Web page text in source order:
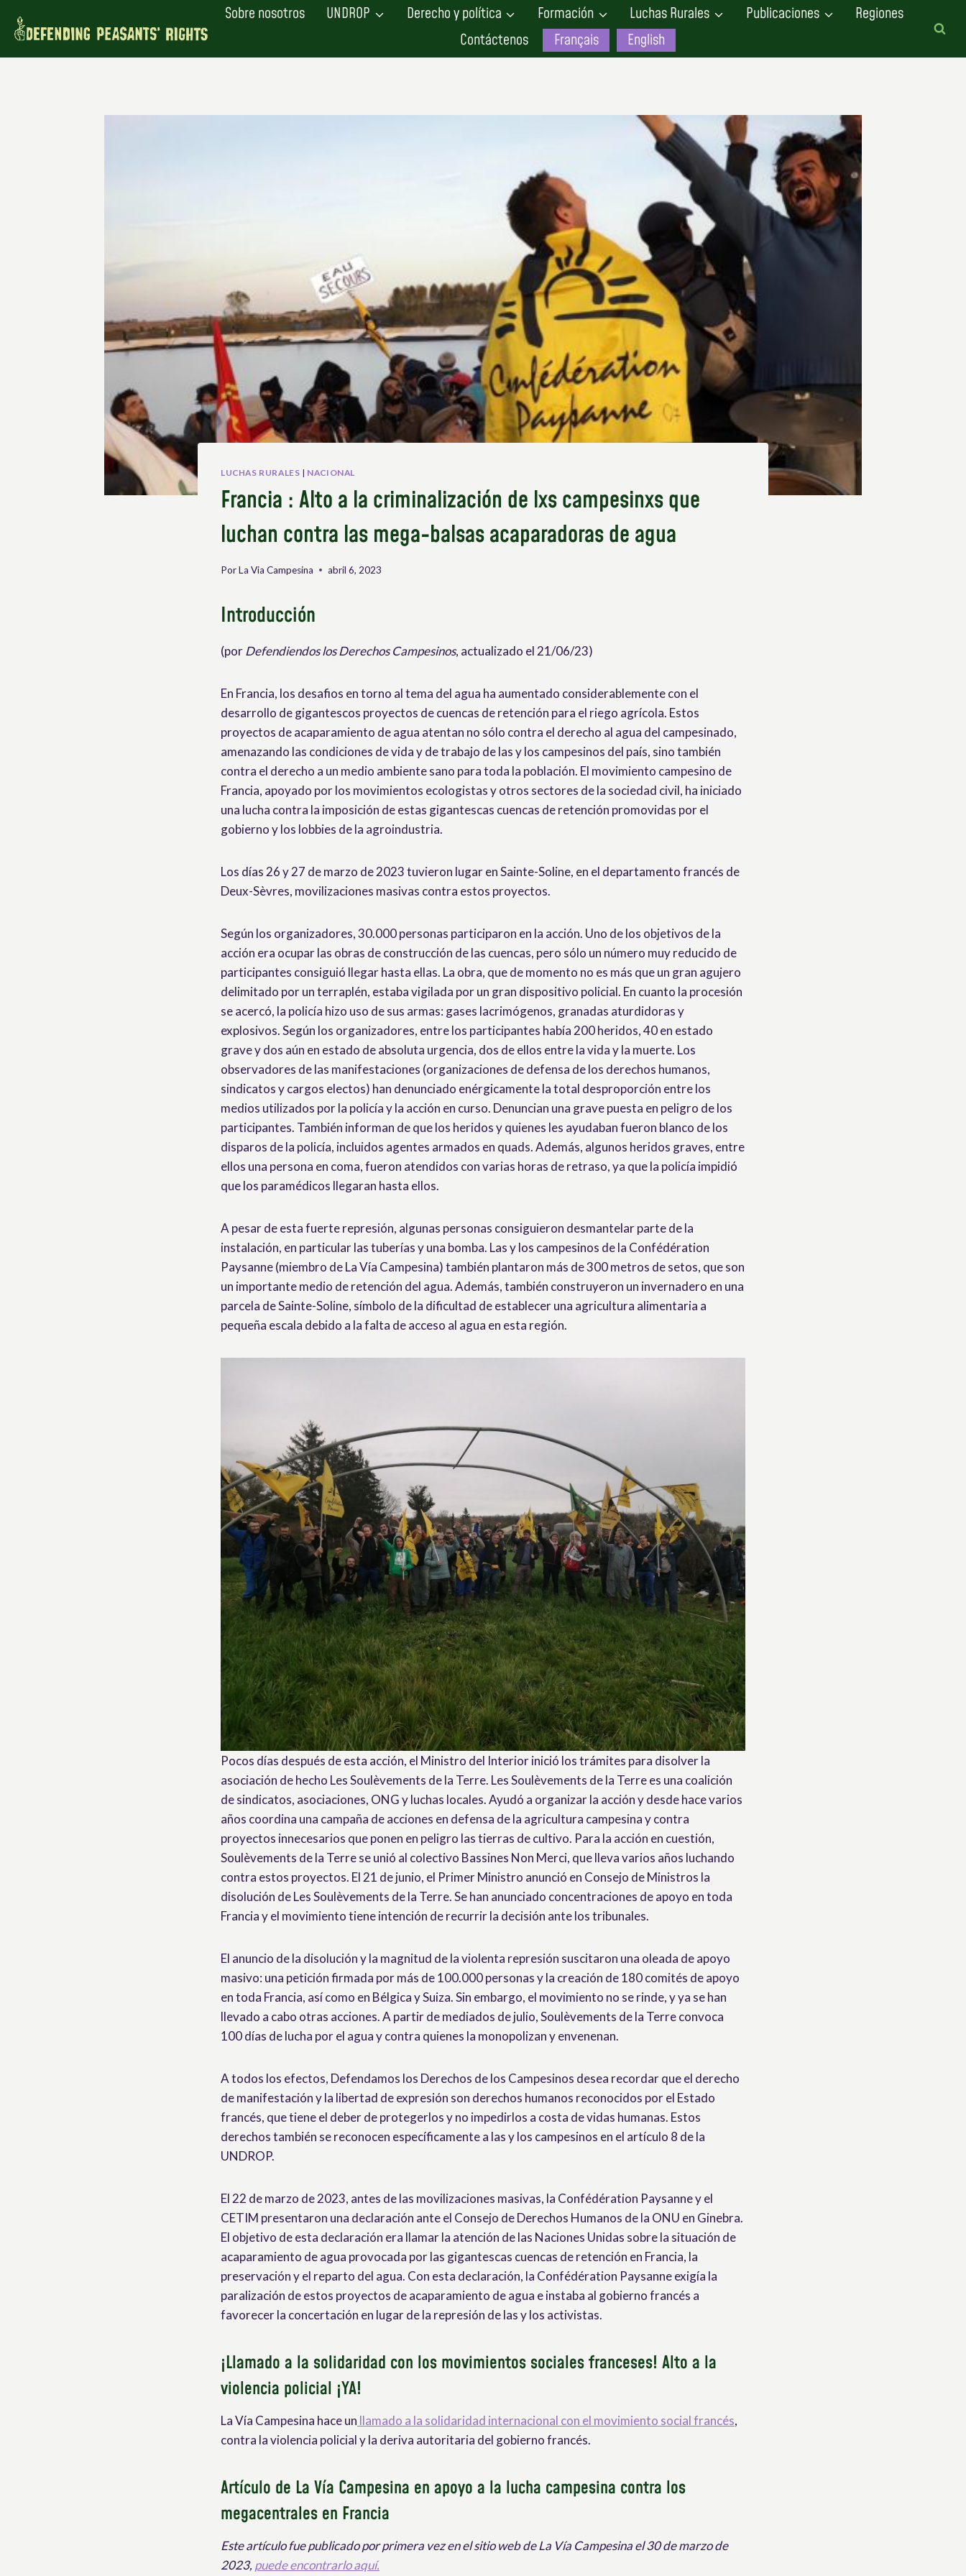
Sobre nosotros UNDROP Derecho y política Formación Luchas Rurales Publicaciones
Regiones
Contáctenos
Français English
LUCHAS RURALES | NACIONAL
Francia : Alto a la criminalización de lxs campesinxs que
luchan contra las mega-balsas acaparadoras de agua
PorLa Via Campesina abril 6, 2023
Introducción
(porDefendiendos los Derechos Campesinos, actualizado el 21/06/23)
En Francia, los desafios en torno al tema del agua ha aumentado considerablemente con el
desarrollo de gigantescos proyectos de cuencas de retención para el riego agrícola. Estos
proyectos de acaparamiento de agua atentan no sólo contra el derecho al agua del campesinado,
amenazando las condiciones de vida y de trabajo de las y los campesinos del país, sino también
contra el derecho a un medio ambiente sano para toda la población. El movimiento campesino de
Francia, apoyado por los movimientos ecologistas y otros sectores de la sociedad civil, ha iniciado
una lucha contra la imposición de estas gigantescas cuencas de retención promovidas por el
gobierno y los lobbies de la agroindustria.
Los días 26 y 27 de marzo de 2023 tuvieron lugar en Sainte-Soline, en el departamento francés de
Deux-Sèvres, movilizaciones masivas contra estos proyectos.
Según los organizadores, 30.000 personas participaron en la acción. Uno de los objetivos de la
acción era ocupar las obras de construcción de las cuencas, pero sólo un número muy reducido de
participantes consiguió llegar hasta ellas. La obra, que de momento no es más que un gran agujero
delimitado por un terraplén, estaba vigilada por un gran dispositivo policial. En cuanto la procesión
se acercó, la policía hizo uso de sus armas: gases lacrimógenos, granadas aturdidoras y
explosivos. Según los organizadores, entre los participantes había 200 heridos, 40 en estado
grave y dos aún en estado de absoluta urgencia, dos de ellos entre la vida y la muerte. Los
observadores de las manifestaciones (organizaciones de defensa de los derechos humanos,
sindicatos y cargos electos) han denunciado enérgicamente la total desproporción entre los
medios utilizados por la policía y la acción en curso. Denuncian una grave puesta en peligro de los
participantes. También informan de que los heridos y quienes les ayudaban fueron blanco de los
disparos de la policía, incluidos agentes armados en quads. Además, algunos heridos graves, entre
ellos una persona en coma, fueron atendidos con varias horas de retraso, ya que la policía impidió
que los paramédicos llegaran hasta ellos.
A pesar de esta fuerte represión, algunas personas consiguieron desmantelar parte de la
instalación, en particular las tuberías y una bomba. Las y los campesinos de la Confédération
Paysanne (miembro de La Vía Campesina) también plantaron más de 300 metros de setos, que son
un importante medio de retención del agua. Además, también construyeron un invernadero en una
parcela de Sainte-Soline, símbolo de la dificultad de establecer una agricultura alimentaria a
pequeña escala debido a la falta de acceso al agua en esta región.
Pocos días después de esta acción, el Ministro del Interior inició los trámites para disolver la
asociación de hecho Les Soulèvements de la Terre. Les Soulèvements de la Terre es una coalición
de sindicatos, asociaciones, ONG y luchas locales. Ayudó a organizar la acción y desde hace varios
años coordina una campaña de acciones en defensa de la agricultura campesina y contra
proyectos innecesarios que ponen en peligro las tierras de cultivo. Para la acción en cuestión,
Soulèvements de la Terre se unió al colectivo Bassines Non Merci, que lleva varios años luchando
contra estos proyectos. El 21 de junio, el Primer Ministro anunció en Consejo de Ministros la
disolución de Les Soulèvements de la Terre. Se han anunciado concentraciones de apoyo en toda
Francia y el movimiento tiene intención de recurrir la decisión ante los tribunales.
El anuncio de la disolución y la magnitud de la violenta represión suscitaron una oleada de apoyo
masivo: una petición firmada por más de 100.000 personas y la creación de 180 comités de apoyo
en toda Francia, así como en Bélgica y Suiza. Sin embargo, el movimiento no se rinde, y ya se han
llevado a cabo otras acciones. A partir de mediados de julio, Soulèvements de la Terre convoca
100 días de lucha por el agua y contra quienes la monopolizan y envenenan.
A todos los efectos, Defendamos los Derechos de los Campesinos desea recordar que el derecho
de manifestación y la libertad de expresión son derechos humanos reconocidos por el Estado
francés, que tiene el deber de protegerlos y no impedirlos a costa de vidas humanas. Estos
derechos también se reconocen específicamente a las y los campesinos en el artículo 8 de la
UNDROP.
El 22 de marzo de 2023, antes de las movilizaciones masivas, la Confédération Paysanne y el
CETIM presentaron una declaración ante el Consejo de Derechos Humanos de la ONU en Ginebra.
El objetivo de esta declaración era llamar la atención de las Naciones Unidas sobre la situación de
acaparamiento de agua provocada por las gigantescas cuencas de retención en Francia, la
preservación y el reparto del agua. Con esta declaración, la Confédération Paysanne exigía la
paralización de estos proyectos de acaparamiento de agua e instaba al gobierno francés a
favorecer la concertación en lugar de la represión de las y los activistas.
¡Llamado a la solidaridad con los movimientos sociales franceses! Alto a la
violencia policial ¡YA!
La Vía Campesina hace un llamado a la solidaridad internacional con el movimiento social francés,
contra la violencia policial y la deriva autoritaria del gobierno francés.
Artículo de La Vía Campesina en apoyo a la lucha campesina contra los
megacentrales en Francia
Este artículo fue publicado por primera vez en el sitio web de La Vía Campesina el 30 de marzo de
2023, puede encontrarlo aquí.